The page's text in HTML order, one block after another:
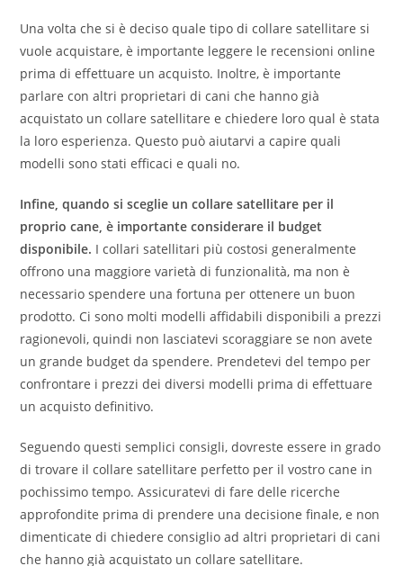
Una volta che si è deciso quale tipo di collare satellitare si
vuole acquistare, è importante leggere le recensioni online
prima di effettuare un acquisto. Inoltre, è importante
parlare con altri proprietari di cani che hanno già
acquistato un collare satellitare e chiedere loro qual è stata
la loro esperienza. Questo può aiutarvi a capire quali
modelli sono stati efficaci e quali no.
Infine, quando si sceglie un collare satellitare per il
proprio cane, è importante considerare il budget
disponibile. I collari satellitari più costosi generalmente
offrono una maggiore varietà di funzionalità, ma non è
necessario spendere una fortuna per ottenere un buon
prodotto. Ci sono molti modelli affidabili disponibili a prezzi
ragionevoli, quindi non lasciatevi scoraggiare se non avete
un grande budget da spendere. Prendetevi del tempo per
confrontare i prezzi dei diversi modelli prima di effettuare
un acquisto definitivo.
Seguendo questi semplici consigli, dovreste essere in grado
di trovare il collare satellitare perfetto per il vostro cane in
pochissimo tempo. Assicuratevi di fare delle ricerche
approfondite prima di prendere una decisione finale, e non
dimenticate di chiedere consiglio ad altri proprietari di cani
che hanno già acquistato un collare satellitare.